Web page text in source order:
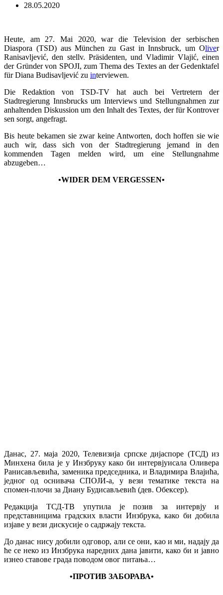
28.05.2020
Heute, am 27. Mai 2020, war die Television der serbischen
Diaspora (TSD) aus München zu Gast in Innsbruck, um Oliver
Ranisavljević, den stellv. Präsidenten, und Vladimir Vlajić, einen
der Gründer von SPOJI, zum Thema des Textes an der Gedenktafel
für Diana Budisavljević zu interviewen.
Die Redaktion von TSD-TV hat auch bei Vertretern der
Stadtregierung Innsbrucks um Interviews und Stellungnahmen zur
anhaltenden Diskussion um den Inhalt des Textes, der für Kontrover
sen sorgt, angefragt.
Bis heute bekamen sie zwar keine Antworten, doch hoffen sie wie
auch wir, dass sich von der Stadtregierung jemand in den
kommenden Tagen melden wird, um eine Stellungnahme
abzugeben…
•WIDER DEM VERGESSEN•
Данас, 27. маја 2020, Телевизија српске дијаспоре (ТСД) из
Минхена била је у Инзбруку како би интервјуисала Оливера
Ранисављевића, заменика председника, и Владимира Влајића,
једног од оснивача СПОЈИ-а, у вези тематике текста на
спомен-плочи за Диану Будисављевић (дев. Обексер).
Редакција ТСД-ТВ упутила је позив за интервју и
представницима градских власти Инзбрука, како би добила
изјаве у вези дискусије о садржају текста.
До данас нису добили одговор, али се они, као и ми, надају да
ће се неко из Инзбрука наредних дана јавити, како би и јавно
изнео ставове града поводом овог питања…
•ПРОТИВ ЗАБОРАВА•